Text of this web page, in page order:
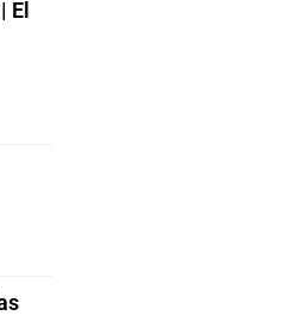
El